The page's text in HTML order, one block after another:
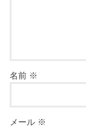
名前 ※
メール ※